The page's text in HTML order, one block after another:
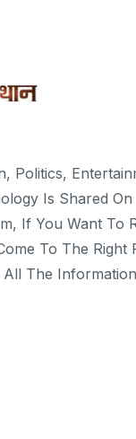
Politics,
Is Shared On
If You Want To
To The Right
The